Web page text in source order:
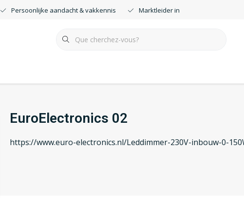
Persoonlijke aandacht & vakkennis Marktleider in smartdimmers
EuroElectronics 02
https://www.euro-electronics.nl/Leddimmer-230V-inbouw-0-